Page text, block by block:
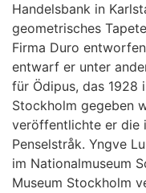
Handelsbank in
geometrisches
Firma Duro
entwarf er unter
für Ödipus, das 1928
Stockholm gegeben
veröffentlichte er die
Penselstråk. Yngve
im Nationalmuseum
Museum Stockholm